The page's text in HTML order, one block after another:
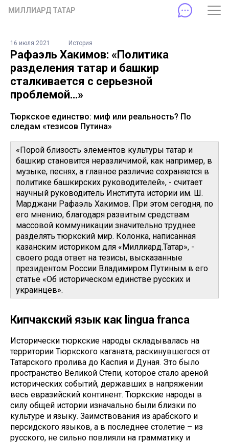
МИЛЛИАРД ТАТАР
16 июля 2021 История
Рафаэль Хакимов: «Политика
разделения татар и башкир
сталкивается с серьезной
проблемой…»
Тюркское единство: миф или реальность? По
следам «тезисов Путина»
«Порой близость элементов культуры татар и
башкир становится неразличимой, как например, в
музыке, песнях, а главное различие сохраняется в
политике башкирских руководителей», - считает
научный руководитель Института истории им. Ш.
Марджани Рафаэль Хакимов. При этом сегодня, по
его мнению, благодаря развитым средствам
массовой коммуникации значительно труднее
разделять тюркский мир. Колонка, написанная
казанским историком для «Миллиард.Татар», -
своего рода ответ на тезисы, высказанные
президентом России Владимиром Путиным в его
статье «Об историческом единстве русских и
украинцев».
Кипчакский язык как lingua franca
Исторически тюркские народы складывалась на
территории Тюркского каганата, раскинувшегося от
Татарского пролива до Каспия и Дуная. Это было
пространство Великой Степи, которое стало ареной
исторических событий, державших в напряжении
весь евразийский континент. Тюркские народы в
силу общей истории изначально были близки по
культуре и языку. Заимствования из арабского и
персидского языков, а в последнее столетие – из
русского, не сильно повлияли на грамматику и